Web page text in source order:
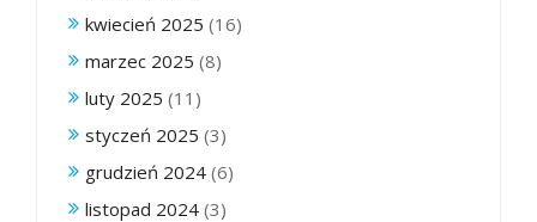
kwiecień 2025 (16)
marzec 2025 (8)
luty 2025 (11)
styczeń 2025 (3)
grudzień 2024 (6)
listopad 2024 (3)